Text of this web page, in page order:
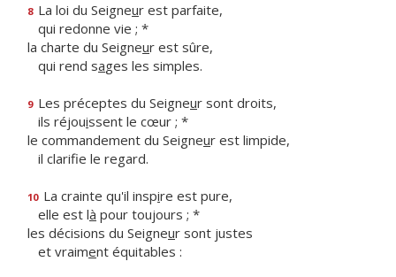
8 La loi du Seigneur est parfaite,
qui redonne vie ; *
la charte du Seigneur est sûre,
qui rend sages les simples.
9 Les préceptes du Seigneur sont droits,
ils réjouissent le cœur ; *
le commandement du Seigneur est limpide,
il clarife le regard.
10 La crainte qu'il inspire est pure,
elle est là pour toujours ; *
les décisions du Seigneur sont justes
et vraiment équitables :